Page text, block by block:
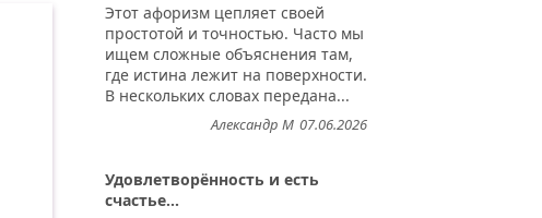
Этот афоризм цепляет своей
простотой и точностью. Часто мы
ищем сложные объяснения там,
где истина лежит на поверхности.
В нескольких словах передана...
07.06.2026
Александр М
Удовлетворённость и есть
счастье...